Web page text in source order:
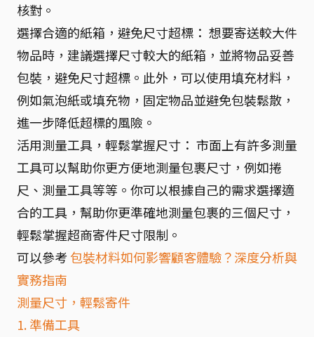
核對。
選擇合適的紙箱，避免尺寸超標： 想要寄送較大件
物品時，建議選擇尺寸較大的紙箱，並將物品妥善
包裝，避免尺寸超標。此外，可以使用填充材料，
例如氣泡紙或填充物，固定物品並避免包裝鬆散，
進一步降低超標的風險。
活用測量工具，輕鬆掌握尺寸： 市面上有許多測量
工具可以幫助你更方便地測量包裹尺寸，例如捲
尺、測量工具等等。你可以根據自己的需求選擇適
合的工具，幫助你更準確地測量包裹的三個尺寸，
輕鬆掌握超商寄件尺寸限制。
可以參考包裝材料如何影響顧客體驗？深度分析與
實務指南
測量尺寸，輕鬆寄件
1. 準備工具